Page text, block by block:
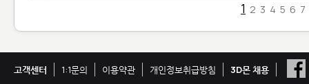
1 2 3 4 5 6 7
고객센터 1:1문의 이용약관 개인정보취급방침
3D몬 채용